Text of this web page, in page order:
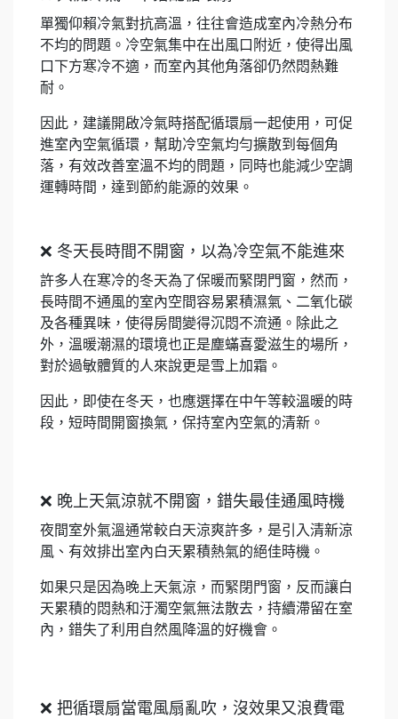
單獨仰賴冷氣對抗高溫，往往會造成室內冷熱分布
不均的問題。冷空氣集中在出風口附近，使得出風
口下方寒冷不適，而室內其他角落卻仍然悶熱難
耐。
因此，建議開啟冷氣時搭配循環扇一起使用，可促
進室內空氣循環，幫助冷空氣均勻擴散到每個角
落，有效改善室溫不均的問題，同時也能減少空調
運轉時間，達到節約能源的效果。
❌ 冬天長時間不開窗，以為冷空氣不能進來
許多人在寒冷的冬天為了保暖而緊閉門窗，然而，
長時間不通風的室內空間容易累積濕氣、二氧化碳
及各種異味，使得房間變得沉悶不流通。除此之
外，溫暖潮濕的環境也正是塵蟎喜愛滋生的場所，
對於過敏體質的人來說更是雪上加霜。
因此，即使在冬天，也應選擇在中午等較溫暖的時
段，短時間開窗換氣，保持室內空氣的清新。
❌ 晚上天氣涼就不開窗，錯失最佳通風時機
夜間室外氣溫通常較白天涼爽許多，是引入清新涼
風、有效排出室內白天累積熱氣的絕佳時機。
如果只是因為晚上天氣涼，而緊閉門窗，反而讓白
天累積的悶熱和汙濁空氣無法散去，持續滯留在室
內，錯失了利用自然風降溫的好機會。
❌ 把循環扇當電風扇亂吹，沒效果又浪費電